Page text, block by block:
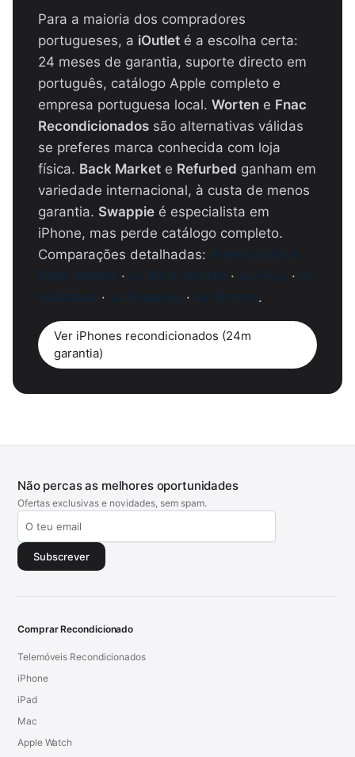
Para a maioria dos compradores
portugueses, a iOutlet é a escolha certa:
24 meses de garantia, suporte directo em
português, catálogo Apple completo e
empresa portuguesa local. Worten e Fnac
Recondicionados são alternativas válidas
se preferes marca conhecida com loja
física. Back Market e Refurbed ganham em
variedade internacional, à custa de menos
garantia. Swappie é especialista em
iPhone, mas perde catálogo completo.
Comparações detalhadas: Alternativas à
Back Market · vs Back Market · vs Fnac · vs
Refurbed · vs Swappie · vs Worten.
Ver iPhones recondicionados (24m
garantia)
Não percas as melhores oportunidades
Ofertas exclusivas e novidades, sem spam.
Subscrever
Comprar Recondicionado
Telemóveis Recondicionados
iPhone
iPad
Mac
Apple Watch